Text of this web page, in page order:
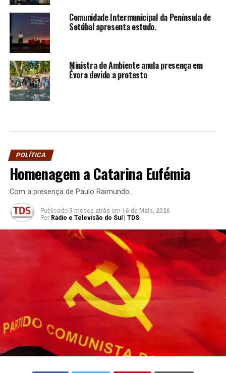
Comunidade Intermunicipal da Península de
Setúbal apresenta estudo.
Ministra do Ambiente anula presença em
Évora devido a protesto
POLÍTICA
Homenagem a Catarina Eufémia
Com a presença de Paulo Raimundo.
Publicado 3 meses atrás em 16 de Maio, 2026
Por Rádio e Televisão do Sul | TDS